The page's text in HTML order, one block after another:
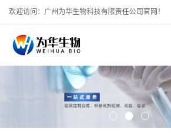
欢迎访问：广州为华生物科技有限责任公司官网！